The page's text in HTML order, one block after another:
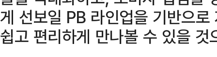
게 선보일 PB 라인업을 기반으
쉽고 편리하게 만나볼 수 있을 것